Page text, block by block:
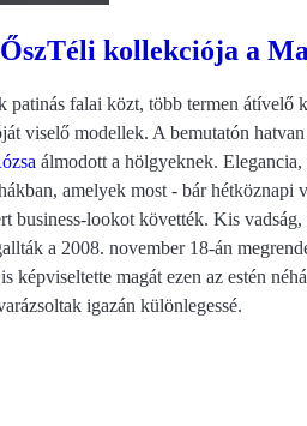
ŐszTéli kollekciója a
patinás falai közt, több termen átívelő
viselő modellek. A bemutatón
álmodott a hölgyeknek.
amelyek most - bár hétköznapi
business-lookot követték. Kis
a 2008. november 18-án
képviseltette magát ezen az estén
igazán különlegessé.